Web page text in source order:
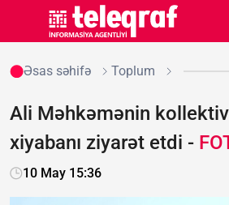
Əsas səhifə Toplum
Ali Məhkəmənin
xiyabanı ziyarət etdi -
10 May 15:36